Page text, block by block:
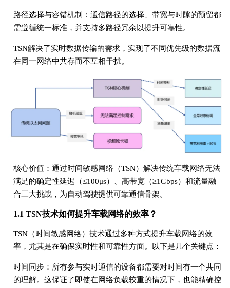
路径选择与容错机制：通信路径的选择、带宽与时隙的预留都
需遵循统一标准，并支持多路径冗余以提升可靠性。
TSN解决了实时数据传输的需求，实现了不同优先级的数据流
在同一网络中共存而不互相干扰。
核心价值：通过时间敏感网络（TSN）解决传统车载网络无法
满足的确定性延迟（≤100μs）、高带宽（≥1Gbps）和流量融
合三大挑战，为自动驾驶提供可靠通信骨架。
1.1 TSN技术如何提升车载网络的效率？
TSN（时间敏感网络）技术通过多种方式提升车载网络的效
率，尤其是在确保实时性和可靠性方面。以下是几个关键点：
时间同步：所有参与实时通信的设备都需要对时间有一个共同
的理解。这保证了即使在网络负载较重的情况下，也能精确控